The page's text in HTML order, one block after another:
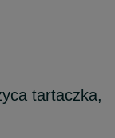
tartaczka,